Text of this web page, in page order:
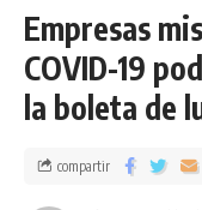
Empresas
COVID-19
la boleta de
compartir